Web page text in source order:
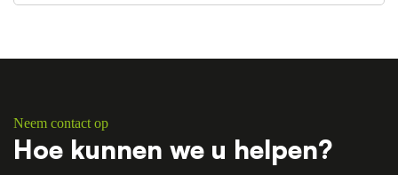
Neem contact op
Hoe kunnen we u helpen?